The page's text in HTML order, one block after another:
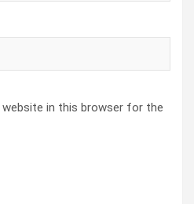
website in this browser for the